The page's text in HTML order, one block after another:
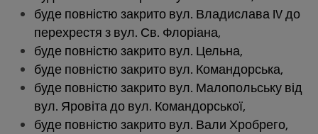
буде повністю закрито вул. Владислава IV до
перехрестя з вул. Св. Флоріана,
буде повністю закрито вул. Цельна,
буде повністю закрито вул. Командорська,
буде повністю закрито вул. Малопольську від
вул. Яровіта до вул. Командорської,
буде повністю закрито вул. Вали Хробрего,